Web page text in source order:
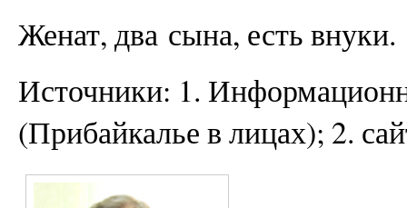
Женат, два сына, есть внуки.
Источники: 1.
(Прибайкалье в лицах); 2.